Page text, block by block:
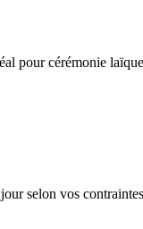
pour cérémonie
selon vos